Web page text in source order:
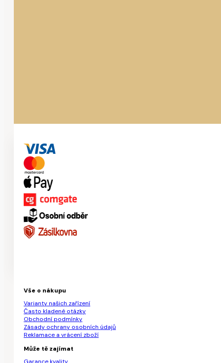
Vše o nákupu
Varianty našich zařízení
Často kladené otázky
Obchodní podmínky
Zásady ochrany osobních údajů
Reklamace a vrácení zboží
Může tě zajímat